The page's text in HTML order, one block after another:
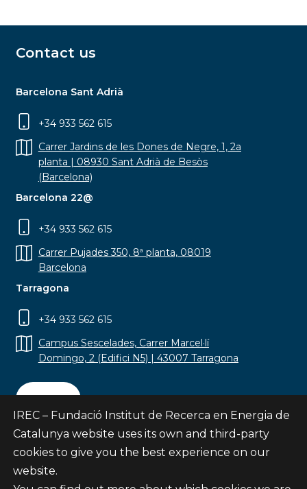
Contact us
Barcelona Sant Adrià
+34 933 562 615
Carrer Jardins de les Dones de Negre, 1, 2a
planta | 08930 Sant Adrià de Besòs
(Barcelona)
Barcelona 22@
+34 933 562 615
Carrer Pujades 350, 8ª planta, 08019
Barcelona
Tarragona
+34 933 562 615
Campus Sescelades, Carrer Marcel·lí
Domingo, 2 (Edifici N5) | 43007 Tarragona
Contact
Subscribe
IREC – Fundació Institut de Recerca en Energia de
Catalunya website uses its own and third-party
cookies to give you the best experience on our
website.